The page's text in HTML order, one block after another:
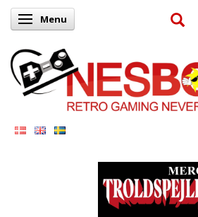
Skifte navigation
Menu